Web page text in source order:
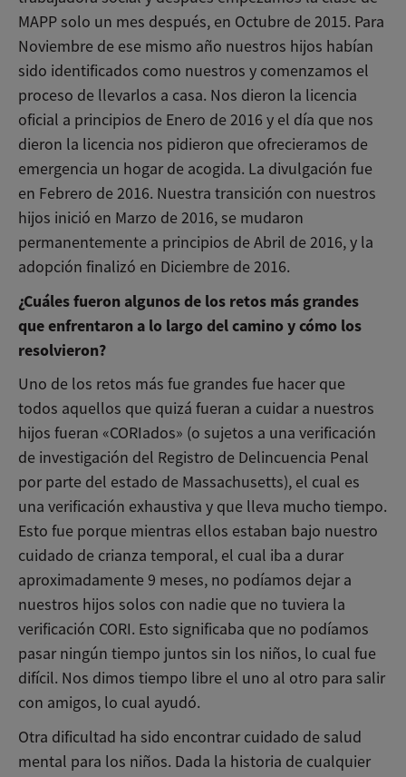
MAPP solo un mes después, en Octubre de 2015. Para
Noviembre de ese mismo año nuestros hijos habían
sido identificados como nuestros y comenzamos el
proceso de llevarlos a casa. Nos dieron la licencia
oficial a principios de Enero de 2016 y el día que nos
dieron la licencia nos pidieron que ofrecieramos de
emergencia un hogar de acogida. La divulgación fue
en Febrero de 2016. Nuestra transición con nuestros
hijos inició en Marzo de 2016, se mudaron
permanentemente a principios de Abril de 2016, y la
adopción finalizó en Diciembre de 2016.
¿Cuáles fueron algunos de los retos más grandes
que enfrentaron a lo largo del camino y cómo los
resolvieron?
Uno de los retos más fue grandes fue hacer que
todos aquellos que quizá fueran a cuidar a nuestros
hijos fueran «CORIados» (o sujetos a una verificación
de investigación del Registro de Delincuencia Penal
por parte del estado de Massachusetts), el cual es
una verificación exhaustiva y que lleva mucho tiempo.
Esto fue porque mientras ellos estaban bajo nuestro
cuidado de crianza temporal, el cual iba a durar
aproximadamente 9 meses, no podíamos dejar a
nuestros hijos solos con nadie que no tuviera la
verificación CORI. Esto significaba que no podíamos
pasar ningún tiempo juntos sin los niños, lo cual fue
difícil. Nos dimos tiempo libre el uno al otro para salir
con amigos, lo cual ayudó.
Otra dificultad ha sido encontrar cuidado de salud
mental para los niños. Dada la historia de cualquier